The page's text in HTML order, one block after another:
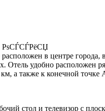
РѕСЃСЃРёСЏ
в центре
Отель удобно расположен
а также к конечной
стол и телевизор с